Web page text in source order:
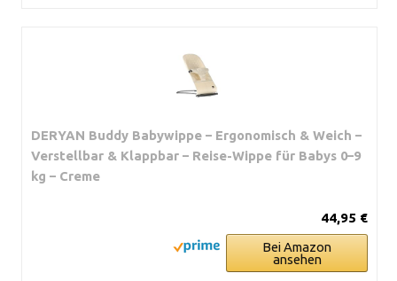
DERYAN Buddy Babywippe – Ergonomisch & Weich –
Verstellbar & Klappbar – Reise-Wippe für Babys 0–9
kg – Creme
44,95 €
Bei Amazon
ansehen